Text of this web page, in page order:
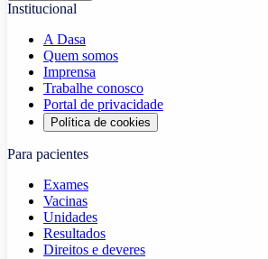
Institucional
A Dasa
Quem somos
Imprensa
Trabalhe conosco
Portal de privacidade
Política de cookies
Para pacientes
Exames
Vacinas
Unidades
Resultados
Direitos e deveres